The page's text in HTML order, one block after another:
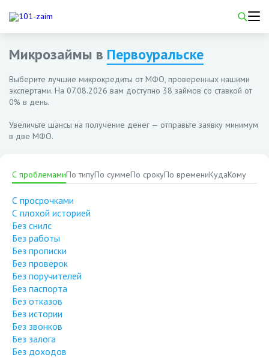
Микрозаймы в Первоуральске
Выберите лучшие микрокредиты от МФО, проверенных нашими
экспертами. На 07.08.2026 вам доступно 38 займов со ставкой от
0% в день.
Увеличьте шансы на получение денег — отправьте заявку минимум
в две МФО.
С проблемамиПо типуПо суммеПо срокуПо времениКудаКому
С просрочками
С плохой историей
Без снилс
Без работы
Без прописки
Без проверок
Без поручителей
Без паспорта
Без отказов
Без истории
Без звонков
Без залога
Без доходов